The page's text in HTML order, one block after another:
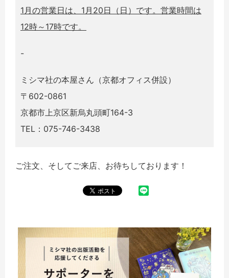
1月の営業日は、1月20日（日）です。営業時間は
12時～17時です。
-
ミシマ社の本屋さん（京都オフィス併設）
〒602-0861
京都市上京区新烏丸頭町164-3
TEL：075-746-3438
ご注文、そしてご来店、お待ちしております！